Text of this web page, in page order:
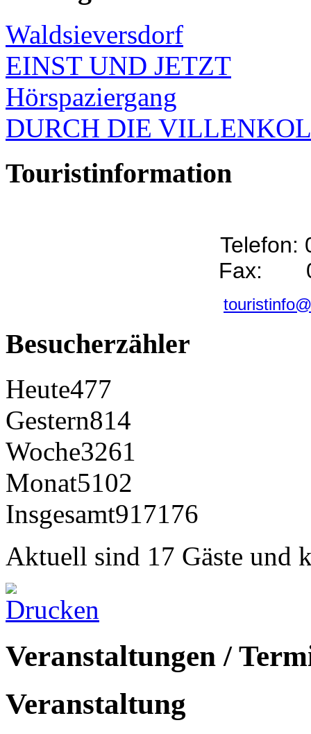
Waldsieversdorf
EINST UND JETZT
Hörspaziergang
DURCH DIE
Touristinformation
Telefon:
Fax:
Besucherzähler
Heute477
Gestern814
Woche3261
Monat5102
Insgesamt917176
Aktuell sind 17 Gäste und
Veranstaltungen /
Veranstaltung